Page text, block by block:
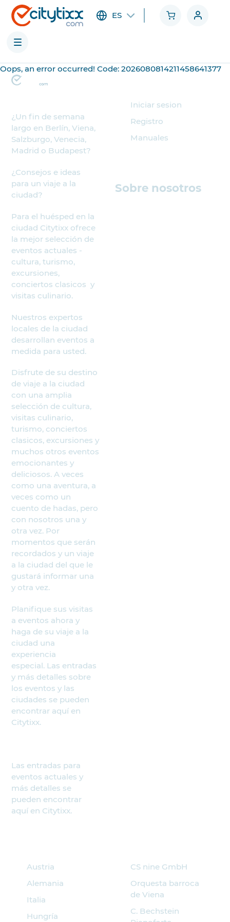
Ciudades
ES
Oops, an error occurred! Code: 2026080814211458641377
¿Un fin de semana
largo en Berlín, Viena,
Salzburgo, Venecia,
Madrid o Budapest?
¿Consejos e ideas
para un viaje a la
ciudad?
Para el huésped en la
ciudad Citytixx ofrece
la mejor selección de
eventos actuales -
cultura, turismo,
excursiones,
conciertos clasicos y
visitas culinario.
Nuestros expertos
locales de la ciudad
desarrollan eventos a
medida para usted.
Disfrute de su destino
de viaje a la ciudad
con una amplia
selección de cultura,
visitas culinario,
turismo, conciertos
clasicos, excursiones y
muchos otros eventos
emocionantes y
deliciosos. A veces
como una aventura, a
veces como un
cuento de hadas, pero
con nosotros una y
otra vez. Por
momentos que serán
recordados y un viaje
a la ciudad del que le
gustará informar una
y otra vez.
Planifique sus visitas
a eventos ahora y
haga de su viaje a la
ciudad una
experiencia
especial. Las entradas
y más detalles sobre
los eventos y las
ciudades se pueden
encontrar aquí en
Citytixx.
Las entradas para
eventos actuales y
más detalles se
pueden encontrar
aquí en Citytixx.
Iniciar sesion
Registro
Manuales
Sobre nosotros
Austria
Alemania
Italia
Hungría
CS nine GmbH
Orquesta barroca
de Viena
C. Bechstein